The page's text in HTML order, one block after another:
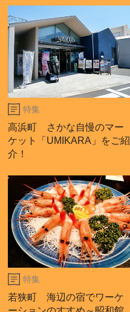
特集
高浜町 さかな自慢のマー
ケット「UMIKARA」をご紹
介！
特集
若狭町 海辺の宿でワーケ